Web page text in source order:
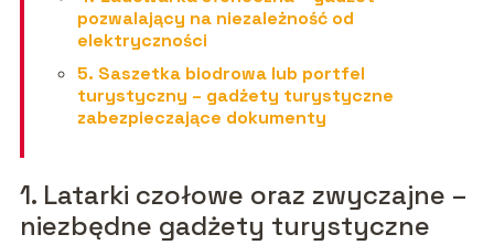
pozwalający na niezależność od
elektryczności
5. Saszetka biodrowa lub portfel
turystyczny – gadżety turystyczne
zabezpieczające dokumenty
1. Latarki czołowe oraz zwyczajne –
niezbędne gadżety turystyczne